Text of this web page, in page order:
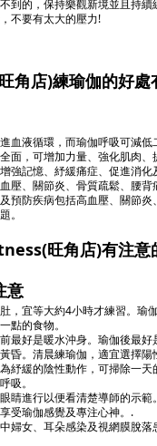
到的，保持樂觀新境並且持
不要有太大的壓力!
角店)練瑜伽的好處
血液循環，而瑜伽呼吸可減低
面，可增加力量、強化肌肉、
強記憶、紓緩痛症、促進消
壓、關節炎、骨質疏鬆、腰背
預防疾病包括高血壓、關節炎
。
旺角店)有注意
意
，宜等大約4小時才練習。瑜
點的食物。
最好是暖水沖身。瑜伽後最好
昏。清晨練瑜伽，適宜選擇陽
紓緩的陰性動作，可掃除一天
吸。
睛進行以便看清楚導師的示
受瑜伽感覺及專注心神。.
婦女、耳朵感染及視網膜脫